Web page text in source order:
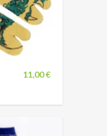
11,00 €